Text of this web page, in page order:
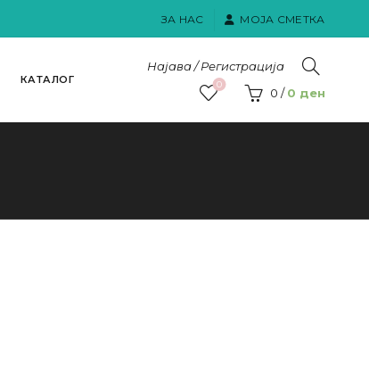
ЗА НАС МОЈА СМЕТКА
КАТАЛОГ
Најава / Регистрација
0
0 / 0 ден